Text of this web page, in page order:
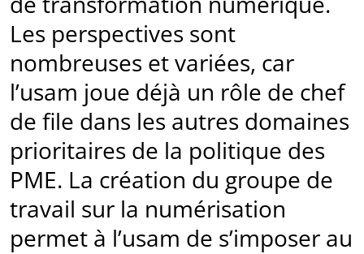
Les perspectives sont
nombreuses et variées, car
l’usam joue déjà un rôle de chef
de file dans les autres domaines
prioritaires de la politique des
PME. La création du groupe de
travail sur la numérisation
permet à l’usam de s’imposer au